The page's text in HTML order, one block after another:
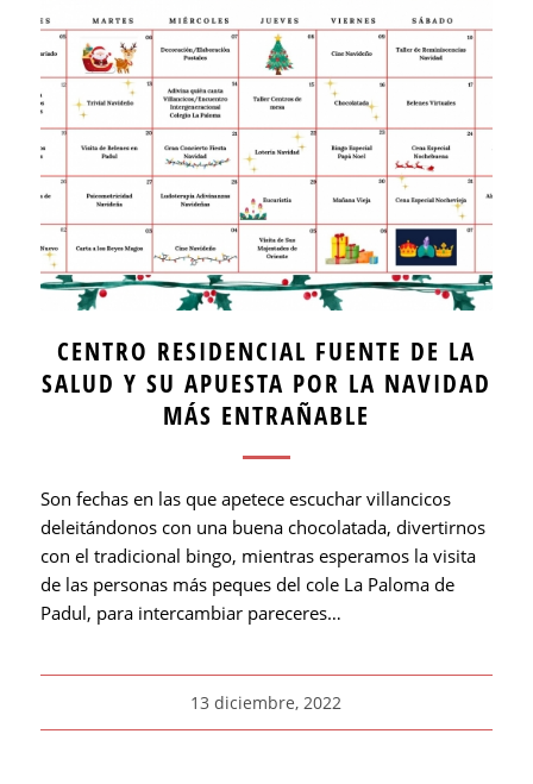
CENTRO RESIDENCIAL FUENTE DE LA
SALUD Y SU APUESTA POR LA NAVIDAD
MÁS ENTRAÑABLE
Son fechas en las que apetece escuchar villancicos
deleitándonos con una buena chocolatada, divertirnos
con el tradicional bingo, mientras esperamos la visita
de las personas más peques del cole La Paloma de
Padul, para intercambiar pareceres…
13 diciembre, 2022